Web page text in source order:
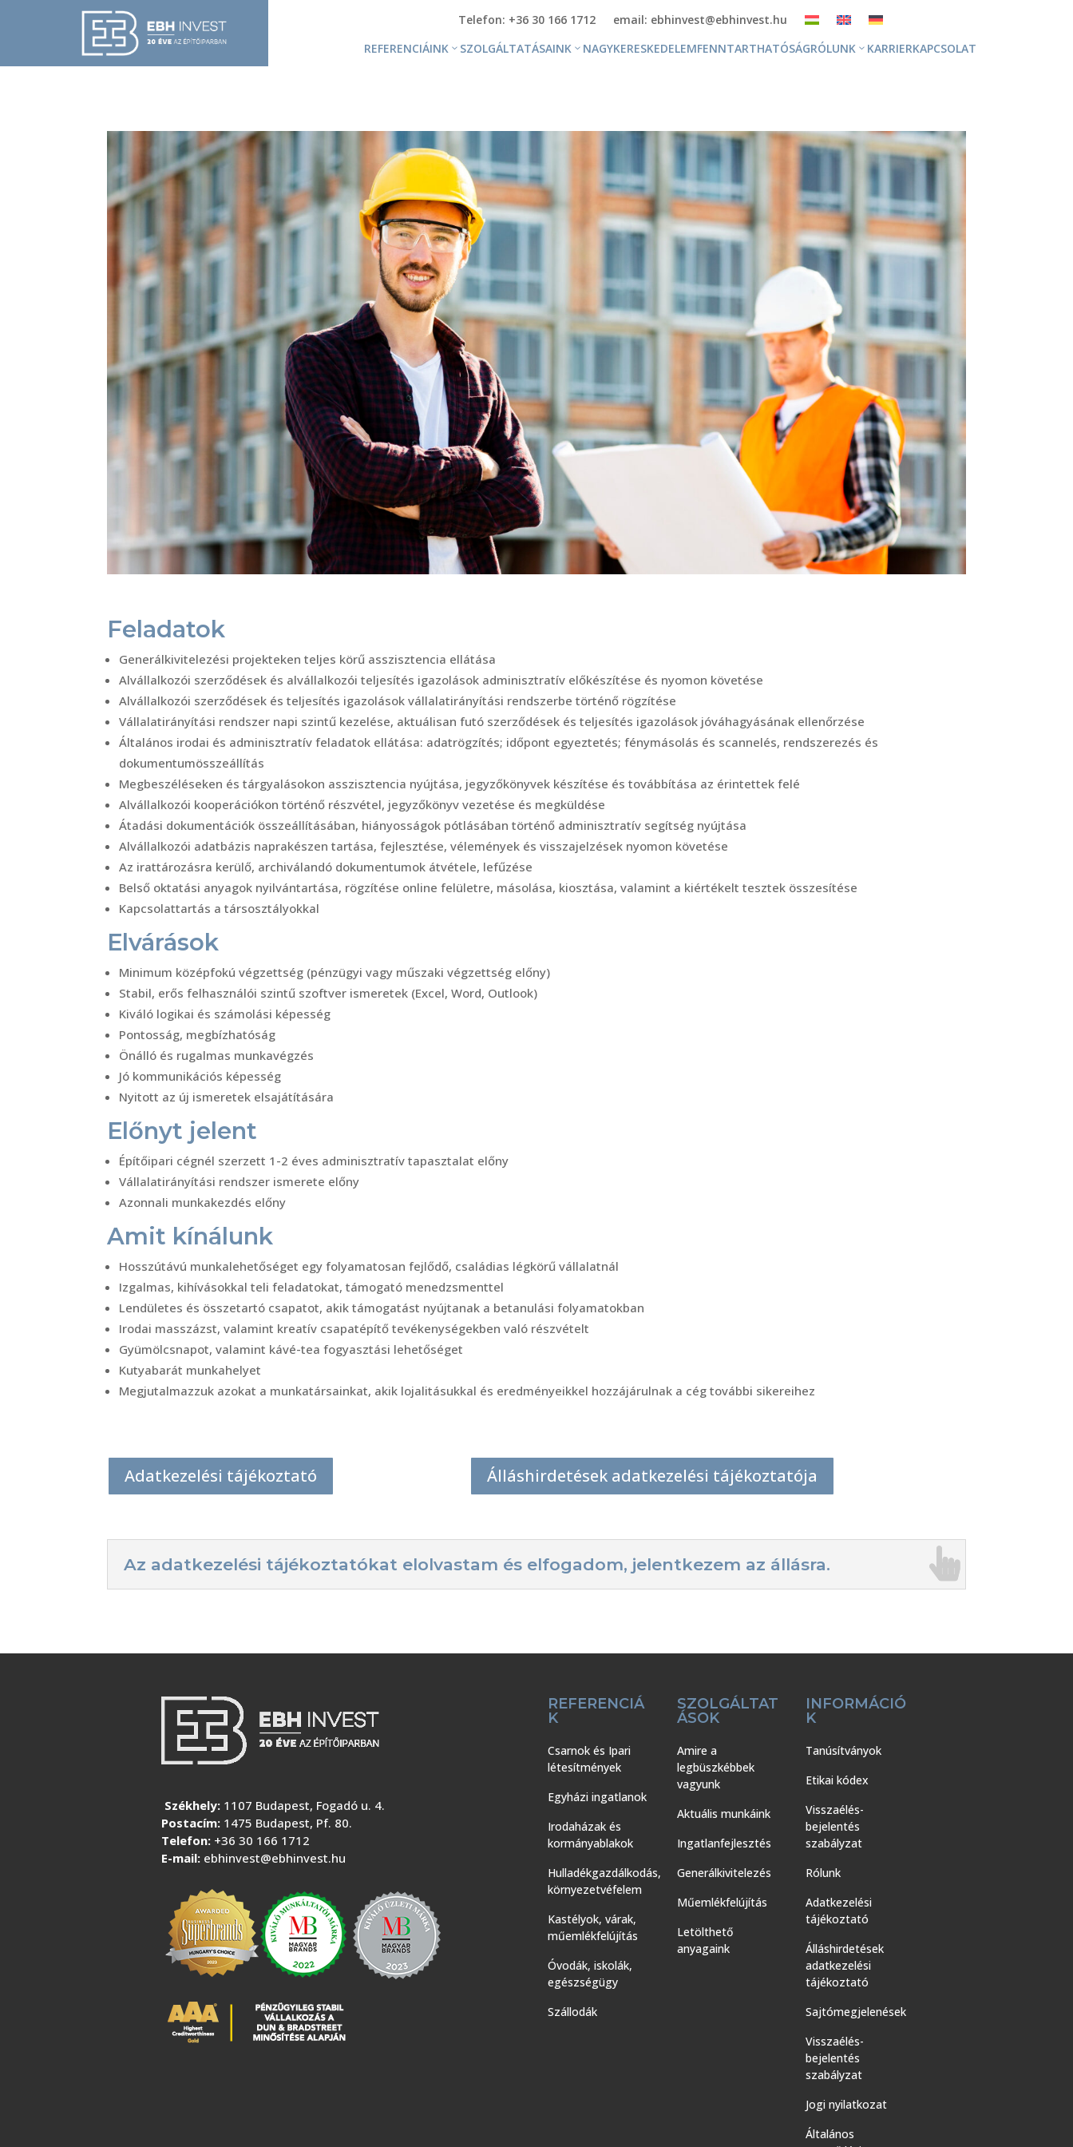
Telefon: +36 30 166 1712
email: ebhinvest@ebhinvest.hu
REFERENCIÁINK
CSARNOK- ÉS IPARI
LÉTESÍTMÉNYEK
FIT-OUT, IRODAHÁZ,
KORMÁNYABLAK
SZÁLLODA ÉS SZÁLLÁS
JELLEGŰ ÉPÜLETEK
ÓVODA, ISKOLA,
EGÉSZSÉGÜGY
TÁRSASHÁZ,
LAKÓINGATLAN
KASTÉLY, VÁR,
MŰEMLÉKFELÚJÍTÁS
EGYHÁZI INGATLAN
PARK
MÉLYÉPÍTÉS (ÚT ÉS
MŰEMLÉKFELÚJÍTÁS
SZERKEZETÉPÍTÉS
BELSŐÉPÍTÉSZET
GÉPÉSZET
HULLADÉKGAZDÁLKODÁS,
ÉPÜLETVILLAMOSSÁG
ENERGETIKAI FELÚJÍTÁS
MÉLYÉPÍTÉS, ÚTÉPÍTÉS,
VASÚTÉPÍTÉS
PARKÉPÍTÉS
SAJÁT BERUHÁZÁS
SZOLGÁLTATÁSAINK NAGYKERESKEDELEMFENNTARTHATÓSÁGRÓLUNK KARRIERKAPCSOLAT
Feladatok
Generálkivitelezési projekteken teljes körű asszisztencia ellátása
Alvállalkozói szerződések és alvállalkozói teljesítés igazolások adminisztratív előkészítése és nyomon követése
Alvállalkozói szerződések és teljesítés igazolások vállalatirányítási rendszerbe történő rögzítése
Vállalatirányítási rendszer napi szintű kezelése, aktuálisan futó szerződések és teljesítés igazolások jóváhagyásának ellenőrzése
Általános irodai és adminisztratív feladatok ellátása: adatrögzítés; időpont egyeztetés; fénymásolás és scannelés, rendszerezés és
dokumentumösszeállítás
Megbeszéléseken és tárgyalásokon asszisztencia nyújtása, jegyzőkönyvek készítése és továbbítása az érintettek felé
Alvállalkozói kooperációkon történő részvétel, jegyzőkönyv vezetése és megküldése
Átadási dokumentációk összeállításában, hiányosságok pótlásában történő adminisztratív segítség nyújtása
Alvállalkozói adatbázis naprakészen tartása, fejlesztése, vélemények és visszajelzések nyomon követése
Az irattározásra kerülő, archiválandó dokumentumok átvétele, lefűzése
Belső oktatási anyagok nyilvántartása, rögzítése online felületre, másolása, kiosztása, valamint a kiértékelt tesztek összesítése
Kapcsolattartás a társosztályokkal
Elvárások
Minimum középfokú végzettség (pénzügyi vagy műszaki végzettség előny)
Stabil, erős felhasználói szintű szoftver ismeretek (Excel, Word, Outlook)
Kiváló logikai és számolási képesség
Pontosság, megbízhatóság
Önálló és rugalmas munkavégzés
Jó kommunikációs képesség
Nyitott az új ismeretek elsajátítására
Előnyt jelent
Építőipari cégnél szerzett 1-2 éves adminisztratív tapasztalat előny
Vállalatirányítási rendszer ismerete előny
Azonnali munkakezdés előny
Amit kínálunk
Hosszútávú munkalehetőséget egy folyamatosan fejlődő, családias légkörű vállalatnál
Izgalmas, kihívásokkal teli feladatokat, támogató menedzsmenttel
Lendületes és összetartó csapatot, akik támogatást nyújtanak a betanulási folyamatokban
Irodai masszázst, valamint kreatív csapatépítő tevékenységekben való részvételt
Gyümölcsnapot, valamint kávé-tea fogyasztási lehetőséget
Kutyabarát munkahelyet
Megjutalmazzuk azokat a munkatársainkat, akik lojalitásukkal és eredményeikkel hozzájárulnak a cég további sikereihez
Adatkezelési tájékoztató Álláshirdetések adatkezelési tájékoztatója
Az adatkezelési tájékoztatókat elolvastam és elfogadom, jelentkezem az állásra.
Székhely:1107 Budapest, Fogadó u. 4.
Postacím:1475 Budapest, Pf. 80.
Telefon: +36 30 166 1712
E-mail: ebhinvest@ebhinvest.hu
REFERENCIÁ
K
Csarnok és Ipari
létesítmények
Egyházi ingatlanok
Irodaházak és
kormányablakok
Hulladékgazdálkodás,
környezetvéfelem
Kastélyok, várak,
műemlékfelújítás
Óvodák, iskolák,
egészségügy
Szállodák
SZOLGÁLTAT
ÁSOK
Amire a
legbüszkébbek
vagyunk
Aktuális munkáink
Ingatlanfejlesztés
Generálkivitelezés
Műemlékfelújítás
Letölthető
anyagaink
INFORMÁCIÓ
K
Tanúsítványok
Etikai kódex
Visszaélés-
bejelentés
szabályzat
Rólunk
Adatkezelési
tájékoztató
Álláshirdetések
adatkezelési
tájékoztató
Sajtómegjelenések
Visszaélés-
bejelentés
szabályzat
Jogi nyilatkozat
Általános